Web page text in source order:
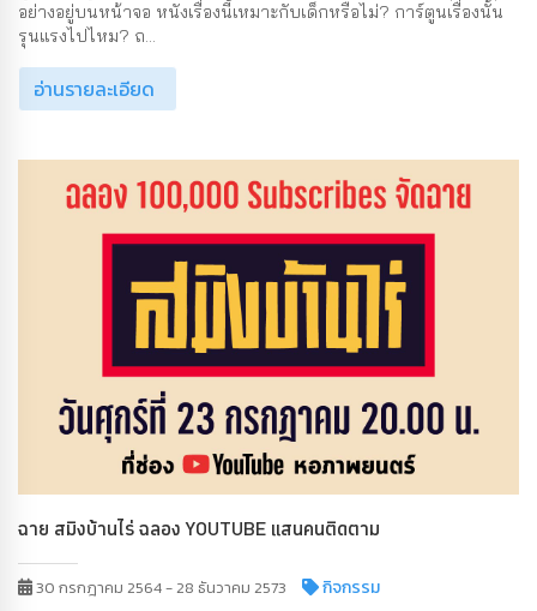
อย่างอยู่บนหน้าจอ หนังเรื่องนี้เหมาะกับเด็กหรือไม่? การ์ตูนเรื่องนั้น
รุนแรงไปไหม? ถ...
อ่านรายละเอียด
ฉาย สมิงบ้านไร่ ฉลอง YOUTUBE แสนคนติดตาม
30 กรกฎาคม 2564 - 28 ธันวาคม 2573 กิจกรรม